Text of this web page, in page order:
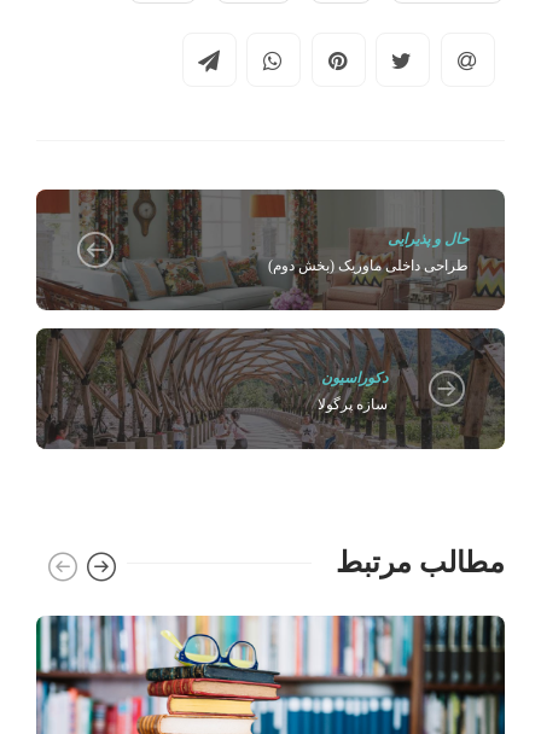
حال و پذیرایی
طراحی داخلی ماوریک (بخش دوم)
دکوراسیون
سازه پرگولا
مطالب مرتبط